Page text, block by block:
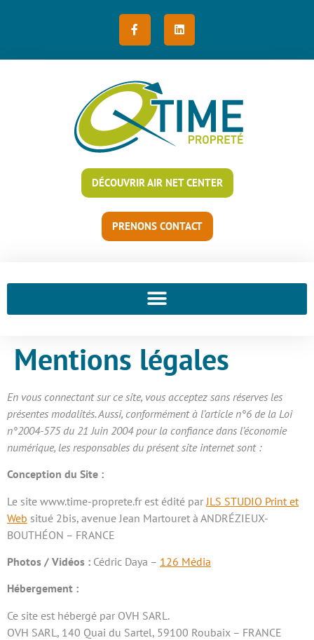
DÉCOUVRIR AIR NET CENTER
PRENONS CONTACT
Mentions légales
En vous connectant sur ce site, vous acceptez sans réserves les
présentes modalités. Aussi, conformément à l’article n°6 de la Loi
n°2004-575 du 21 Juin 2004 pour la confiance dans l’économie
numérique, les responsables du présent site internet sont :
Conception du Site :
Le site www.time-proprete.fr est édité par JLS STUDIO Print et
Web situé 2bis, avenue Jean Martouret à ANDRÉZIEUX-
BOUTHÉON – FRANCE
Photos / Vidéos : Cédric Daya – 126 Média
Hébergement :
Ce site est hébergé par OVH SARL.
OVH SARL, 140 Quai du Sartel, 59100 Roubaix – FRANCE